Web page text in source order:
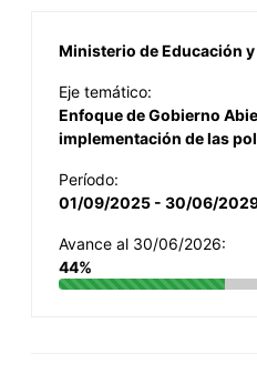
Ministerio de Educación
Eje temático:
Enfoque de Gobierno
implementación de las
Período:
01/09/2025 - 30/06/
Avance al 30/06/2026:
44%